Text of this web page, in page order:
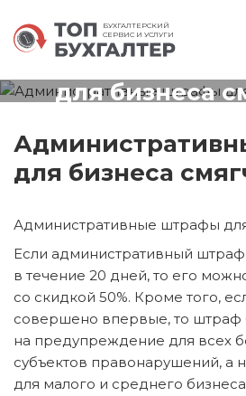
БУХГАЛТЕРСКИЙ
СЕРВИС И УСЛУГИ
для бизнеса
для бизнеса
Административные штрафы
Если административный штраф
в течение 20 дней, то его
со скидкой 50%. Кроме того,
совершено впервые, то штраф
на предупреждение для всех
субъектов правонарушений, а
для малого и среднего